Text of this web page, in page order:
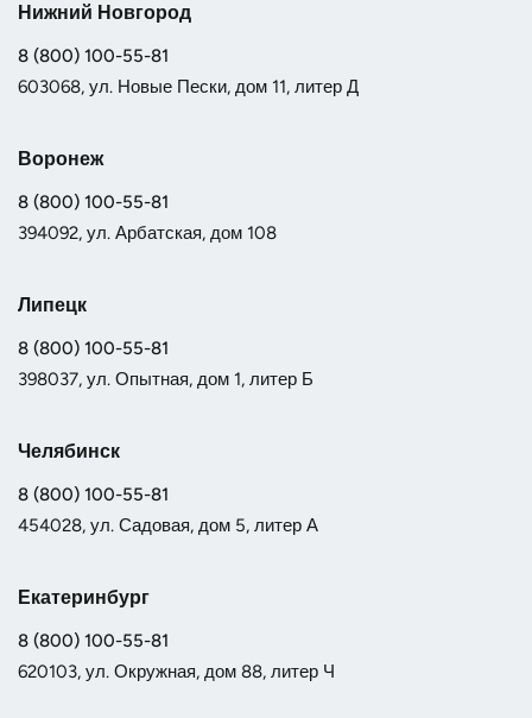
Нижний Новгород
8 (800) 100-55-81
603068, ул. Новые Пески, дом 11, литер Д
Воронеж
8 (800) 100-55-81
394092, ул. Арбатская, дом 108
Липецк
8 (800) 100-55-81
398037, ул. Опытная, дом 1, литер Б
Челябинск
8 (800) 100-55-81
454028, ул. Садовая, дом 5, литер А
Екатеринбург
8 (800) 100-55-81
620103, ул. Окружная, дом 88, литер Ч